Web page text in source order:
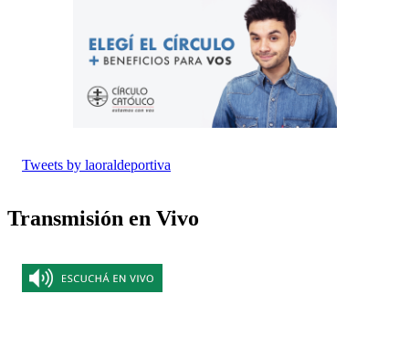
Tweets by laoraldeportiva
Transmisión en Vivo